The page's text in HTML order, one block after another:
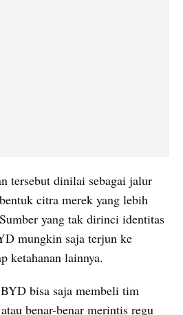
tersebut dinilai sebagai jalur
citra merek yang lebih
yang tak dirinci identitas
mungkin saja terjun ke
ketahanan lainnya.
bisa saja membeli tim
benar-benar merintis regu